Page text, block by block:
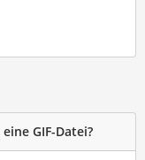
GIF-Datei?